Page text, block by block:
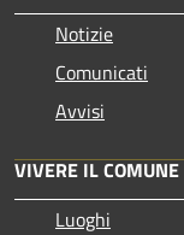
Notizie
Comunicati
Avvisi
VIVERE IL COMUNE
Luoghi